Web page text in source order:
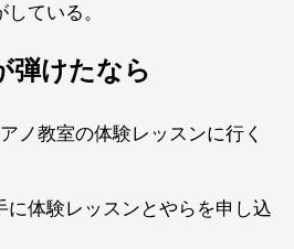
ている。
弾けたなら
ノ教室の体験レッスンに行く
に体験レッスンとやらを申し込